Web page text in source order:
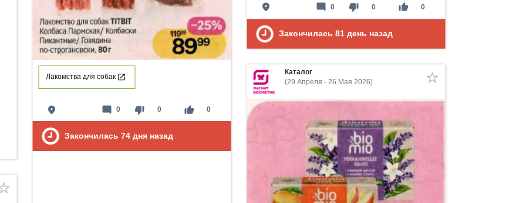
place thumb_down 0 thumb_up 0
mode_comment 0
Закончилась 81 день назад
Лакомства для собак
place thumb_down 0 thumb_up 0
mode_comment 0
Закончилась 74 дня назад
Каталог
(29 Апреля - 26 Мая 2026)